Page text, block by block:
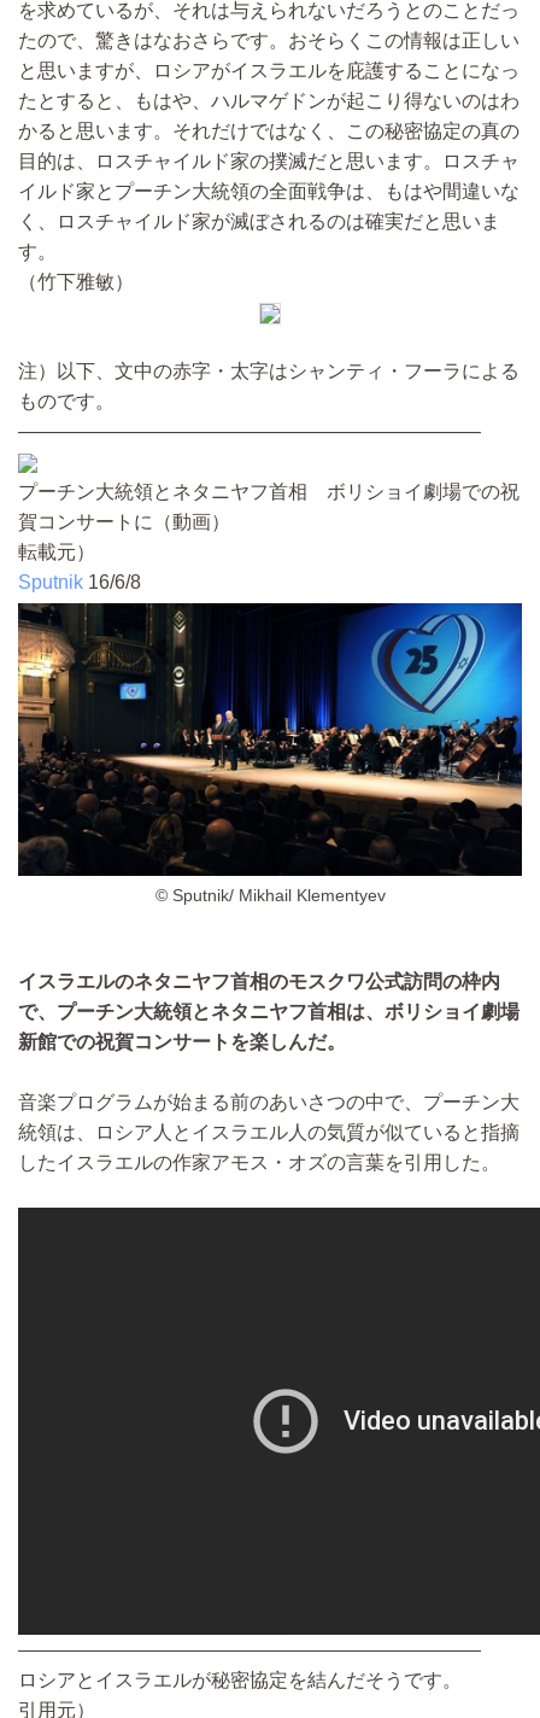
を求めているが、それは与えられないだろうとのことだっ
たので、驚きはなおさらです。おそらくこの情報は正しい
と思いますが、ロシアがイスラエルを庇護することになっ
たとすると、もはや、ハルマゲドンが起こり得ないのはわ
かると思います。それだけではなく、この秘密協定の真の
目的は、ロスチャイルド家の撲滅だと思います。ロスチャ
イルド家とプーチン大統領の全面戦争は、もはや間違いな
く、ロスチャイルド家が滅ぼされるのは確実だと思いま
す。
（竹下雅敏）
注）以下、文中の赤字・太字はシャンティ・フーラによる
ものです。
————————————————————————
プーチン大統領とネタニヤフ首相 ボリショイ劇場での祝
賀コンサートに（動画）
転載元）
Sputnik 16/6/8
© Sputnik/ Mikhail Klementyev
イスラエルのネタニヤフ首相のモスクワ公式訪問の枠内
で、プーチン大統領とネタニヤフ首相は、ボリショイ劇場
新館での祝賀コンサートを楽しんだ。
音楽プログラムが始まる前のあいさつの中で、プーチン大
統領は、ロシア人とイスラエル人の気質が似ていると指摘
したイスラエルの作家アモス・オズの言葉を引用した。
————————————————————————
ロシアとイスラエルが秘密協定を結んだそうです。
引用元）